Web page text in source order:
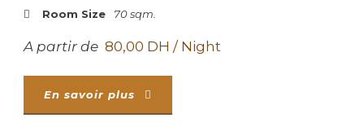
Room Size
70 sqm.
A partir de 80,00 DH / Night
En savoir plus